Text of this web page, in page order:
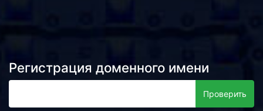
Регистрация доменного имени